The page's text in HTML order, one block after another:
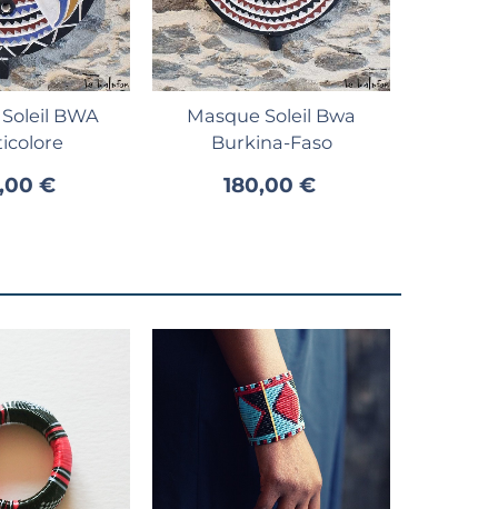
au panier
BWA
€
Ajouter au panier
Masque Soleil Bwa
Burkina-Faso
180,00 €